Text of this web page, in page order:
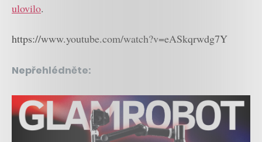
ulovilo.
https://www.youtube.com/watch?v=eASkqrwdg7Y
Nepřehlédněte: